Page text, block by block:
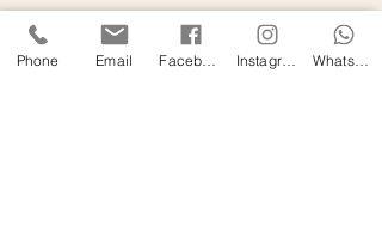
Phone Email WhatsApp